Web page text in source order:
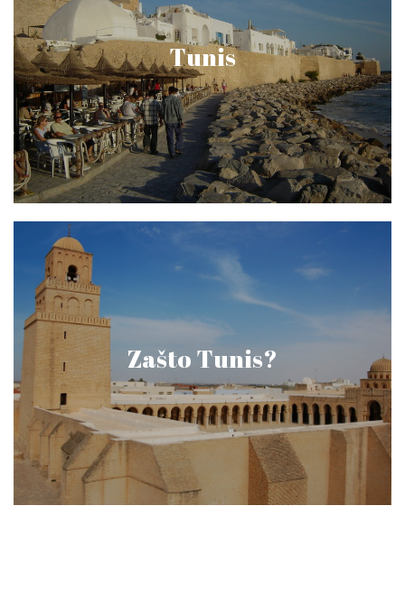
Tunis
Zašto Tunis?